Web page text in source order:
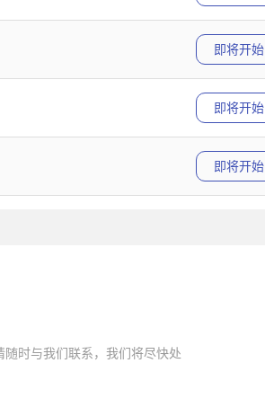
即将开始
即将开始
即将开始
时与我们联系，我们将尽快处